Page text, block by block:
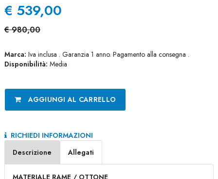
€ 539,00
€ 980,00
Marca: Iva inclusa . Garanzia 1 anno. Pagamento alla consegna .
Disponibilità: Media
AGGIUNGI AL CARRELLO
RICHIEDI INFORMAZIONI
Descrizione
Allegati
MATERIALE RAME / OTTONE